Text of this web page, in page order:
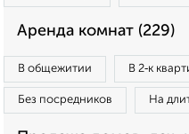
Аренда комнат (229)
В общежитии В 2‑к
Без посредников На